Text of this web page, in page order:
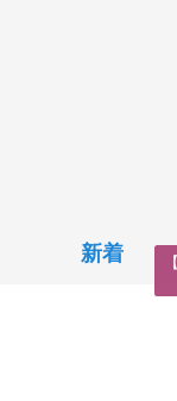
新着